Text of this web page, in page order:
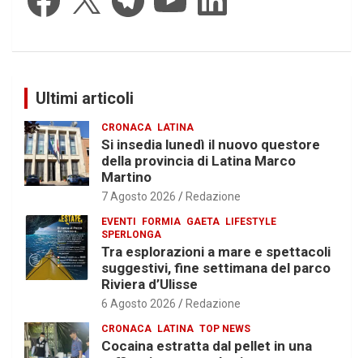
Ultimi articoli
CRONACA LATINA
Si insedia lunedì il nuovo questore
della provincia di Latina Marco
Martino
7 Agosto 2026 Redazione
EVENTI FORMIA GAETA LIFESTYLE
SPERLONGA
Tra esplorazioni a mare e spettacoli
suggestivi, fine settimana del parco
Riviera d’Ulisse
6 Agosto 2026 Redazione
CRONACA LATINA TOP NEWS
Cocaina estratta dal pellet in una